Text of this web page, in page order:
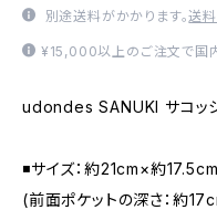
別途送料がかかります。送
¥15,000以上のご注文で国
udondes SANUKI サコッ
◾️サイズ：約21cm×約17.5cm
(前面ポケットの深さ：約